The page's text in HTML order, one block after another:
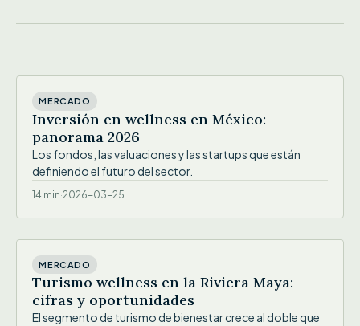
MERCADO
Inversión en wellness en México:
panorama 2026
Los fondos, las valuaciones y las startups que están
definiendo el futuro del sector.
14 min·2026-03-25
MERCADO
Turismo wellness en la Riviera Maya:
cifras y oportunidades
El segmento de turismo de bienestar crece al doble que